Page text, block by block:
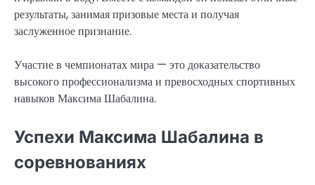
результаты, занимая призовые места и получая
заслуженное признание.
Участие в чемпионатах мира — это доказательство
высокого профессионализма и превосходных спортивных
навыков Максима Шабалина.
Успехи Максима Шабалина в
соревнованиях